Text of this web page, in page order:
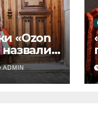
«Ozon
ADMIN